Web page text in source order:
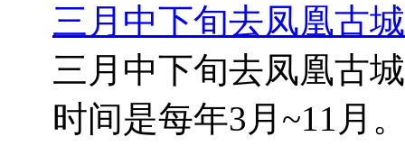
三月中下旬去凤凰古
三月中下旬去凤凰古
时间是每年3月~11月